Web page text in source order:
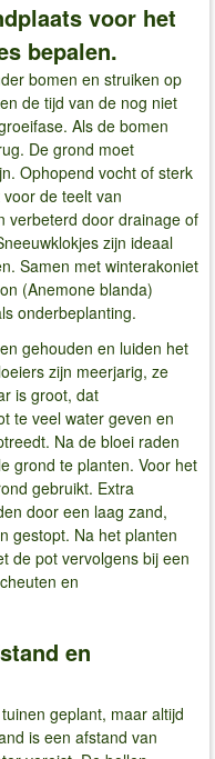
voor het
bepalen.
bomen en struiken op
de tijd van de nog niet
Als de bomen
De grond moet
Ophopend vocht of sterk
de teelt van
verbeterd door drainage of
zijn ideaal
Samen met winterakoniet
(Anemone blanda)
onderbeplanting.
gehouden en luiden het
zijn meerjarig, ze
is groot, dat
te veel water geven en
Na de bloei raden
grond te planten. Voor het
gebruikt. Extra
door een laag zand,
gestopt. Na het planten
de pot vervolgens bij een
en
en
geplant, maar altijd
is een afstand van